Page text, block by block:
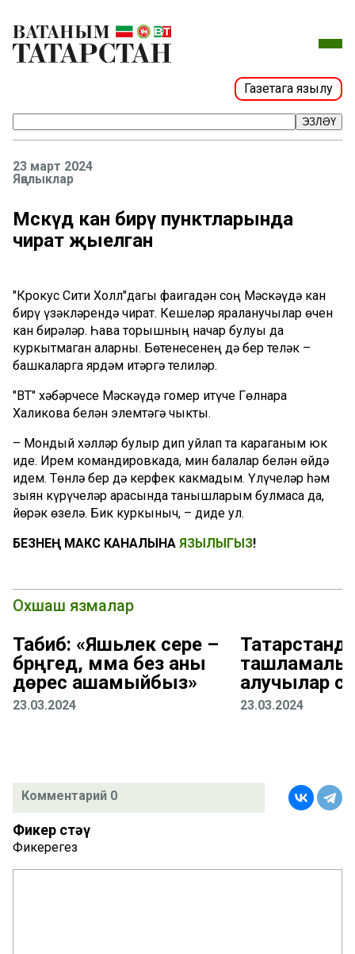
Газетага язылу
ЭЗЛӘҮ
23 март 2024
Яңалыклар
Мәскәүдә кан бирү пунктларында
чират җыелган
"Крокус Сити Холл"дагы фаҗигадән соң Мәскәүдә кан
бирү үзәкләрендә чират. Кешеләр яраланучылар өчен
кан бирәләр. Һава торышның начар булуы да
куркытмаган аларны. Бөтенесенең дә бер теләк –
башкаларга ярдәм итәргә телиләр.
"ВТ" хәбәрчесе Мәскәүдә гомер итүче Гөлнара
Халикова белән элемтәгә чыкты.
– Мондый хәлләр булыр дип уйлап та караганым юк
иде. Ирем командировкада, мин балалар белән өйдә
идем. Төнлә бер дә керфек какмадым. Үлүчеләр һәм
зыян күрүчеләр арасында танышларым булмаса да,
йөрәк өзелә. Бик куркыныч, – диде ул.
БЕЗНЕҢ МАКС КАНАЛЫНА ЯЗЫЛЫГЫЗ!
Охшаш язмалар
Табиб: «Яшьлек сере –
бәрәңгедә, әмма без аны
дөрес ашамыйбыз»
23.03.2024
ташламалы
алучылар
23.03.2024
Комментарий 0
Фикер өстәү
Фикерегез